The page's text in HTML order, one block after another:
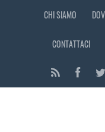
CHI SIAMO
CONTATTACI